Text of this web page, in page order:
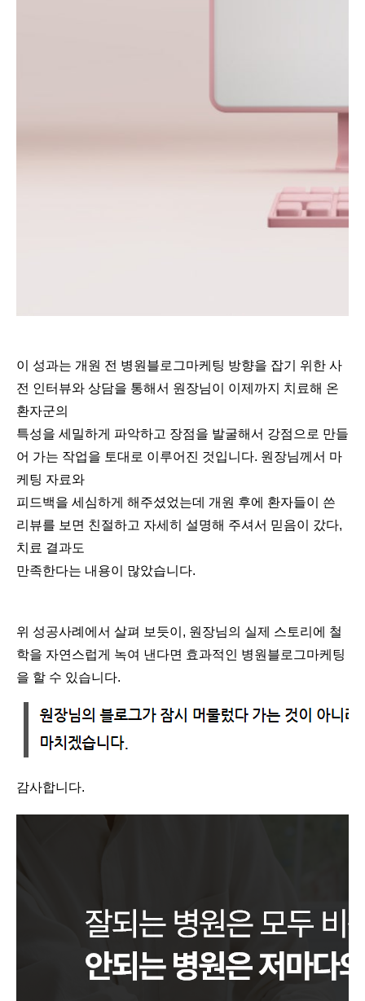
이 성과는 개원 전 병원블로그마케팅 방향을 잡기 위한 사
전 인터뷰와 상담을 통해서 원장님이 이제까지 치료해 온
환자군의
특성을 세밀하게 파악하고 장점을 발굴해서 강점으로 만들
어 가는 작업을 토대로 이루어진 것입니다. 원장님께서 마
케팅 자료와
피드백을 세심하게 해주셨었는데 개원 후에 환자들이 쓴
리뷰를 보면 친절하고 자세히 설명해 주셔서 믿음이 갔다,
치료 결과도
만족한다는 내용이 많았습니다.
위 성공사례에서 살펴 보듯이, 원장님의 실제 스토리에 철
학을 자연스럽게 녹여 낸다면 효과적인 병원블로그마케팅
을 할 수 있습니다.
감사합니다.